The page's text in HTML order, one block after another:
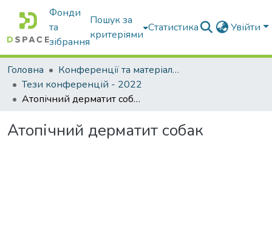
Фонди
та
зібрання
Пошук за
критеріями
Статистика Увійти
Головна
Конференції та матеріали конференцій
Тези конференцій - 2022
Атопічний дерматит собак
Атопічний дерматит собак